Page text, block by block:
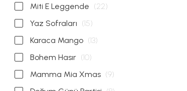
Miti E Leggende (22)
Yaz Sofraları (15)
Karaca Mango (13)
Bohem Hasır (10)
Mamma Mia Xmas (9)